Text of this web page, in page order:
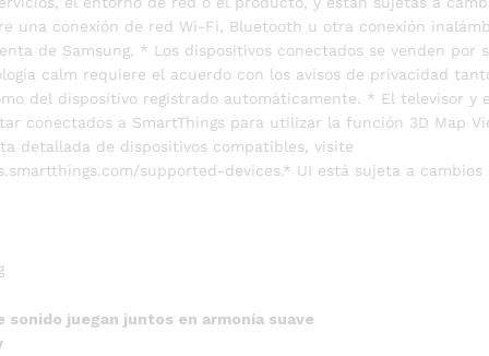
una conexión de red Wi-Fi, Bluetooth u otra conexión
de Samsung. * Los dispositivos conectados se venden por
calm requiere el acuerdo con los avisos de privacidad
del dispositivo registrado automáticamente. * El televisor y
conectados a SmartThings para utilizar la función 3D Map
detallada de dispositivos compatibles, visite
supported-devices.* UI está sujeta a cambios
sonido juegan juntos en armonía suave